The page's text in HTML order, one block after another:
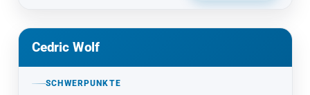
Cedric Wolf
SCHWERPUNKTE